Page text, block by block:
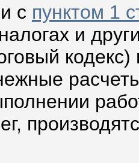
с пунктом 1
и
кодекс)